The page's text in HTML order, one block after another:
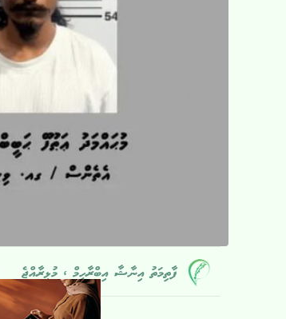
ފާތިމަތު އިނާޝާ އިބްރާހީމް ، މުޅިރާއްޖެ